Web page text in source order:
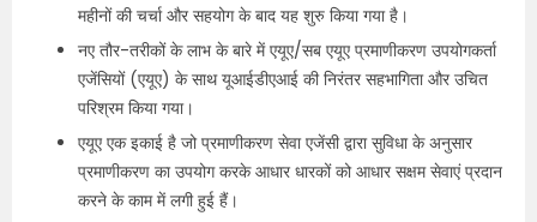
महीनों की चर्चा और सहयोग के बाद यह शुरु किया गया है।
नए तौर-तरीकों के लाभ के बारे में एयूए/सब एयूए प्रमाणीकरण उपयोगकर्ता
एजेंसियों (एयूए) के साथ यूआईडीएआई की निरंतर सहभागिता और उचित
परिश्रम किया गया।
एयूए एक इकाई है जो प्रमाणीकरण सेवा एजेंसी द्वारा सुविधा के अनुसार
प्रमाणीकरण का उपयोग करके आधार धारकों को आधार सक्षम सेवाएं प्रदान
करने के काम में लगी हुई हैं।